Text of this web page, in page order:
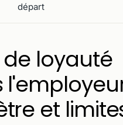
départ
de loyauté
et